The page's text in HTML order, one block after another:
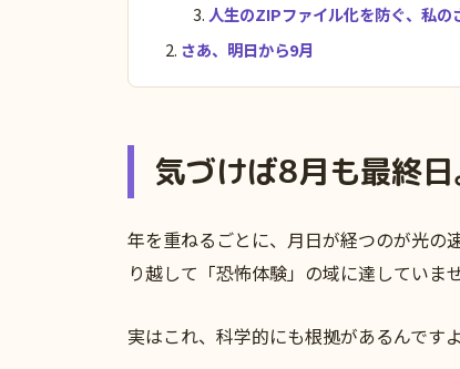
人生のZIPファイル化を防ぐ、私の
さあ、明日から9月
気づけば8月も最終
年を重ねるごとに、月日が経つのが光の
り越して「恐怖体験」の域に達していま
実はこれ、科学的にも根拠があるんですよ